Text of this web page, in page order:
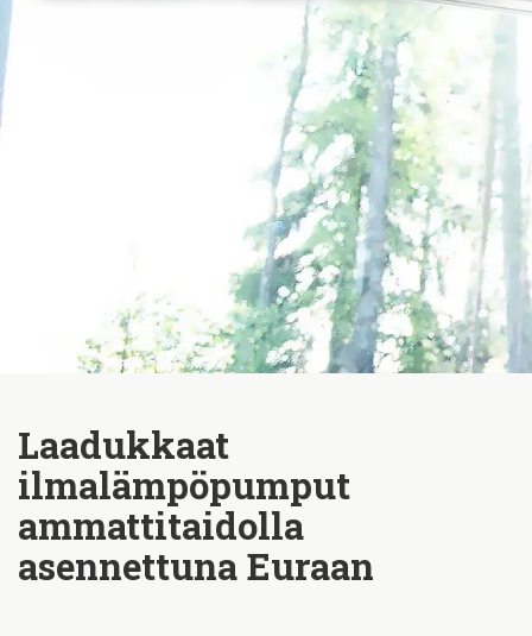
Laadukkaat
ilmalämpöpumput
ammattitaidolla
asennettuna Euraan